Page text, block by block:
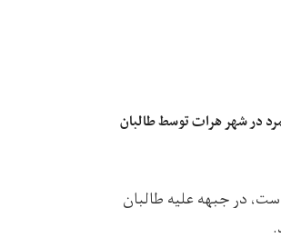
در دو روز گذشته، چهار زن و مرد در شهر هرات توسط طالبان
در جبهه علیه طالبان